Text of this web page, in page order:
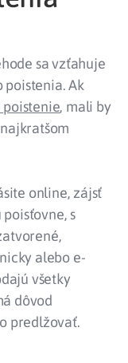
sa vzťahuje
poistenia. Ak
, mali by
online, zájsť
s
alebo e-
všetky
dôvod
predlžovať.